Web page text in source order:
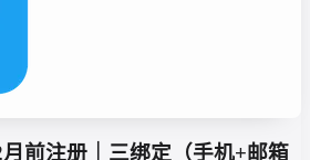
前注册｜三绑定（手机+邮箱